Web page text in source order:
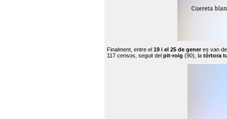
Finalment, entre el 19 i el 25 de generes van
117 censos, seguit del pit-roig (90), la tórtora